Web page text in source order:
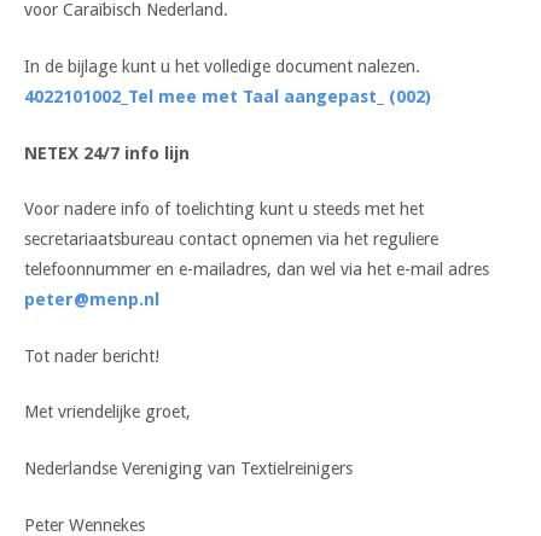
voor Caraïbisch Nederland.
In de bijlage kunt u het volledige document nalezen.
4022101002_Tel mee met Taal aangepast_ (002)
NETEX 24/7 info lijn
Voor nadere info of toelichting kunt u steeds met het
secretariaatsbureau contact opnemen via het reguliere
telefoonnummer en e-mailadres, dan wel via het e-mail adres
peter@menp.nl
Tot nader bericht!
Met vriendelijke groet,
Nederlandse Vereniging van Textielreinigers
Peter Wennekes